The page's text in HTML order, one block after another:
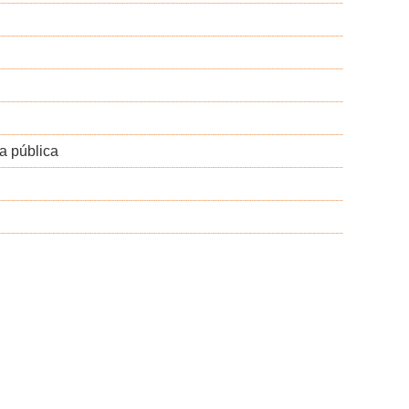
pública